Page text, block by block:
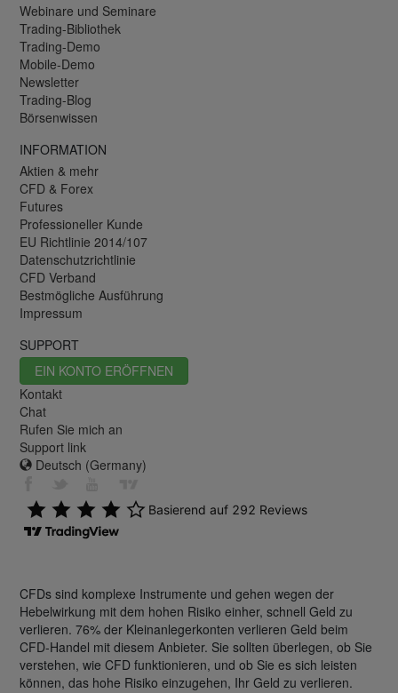
Webinare und Seminare
Trading-Bibliothek
Trading-Demo
Mobile-Demo
Newsletter
Trading-Blog
Börsenwissen
INFORMATION
Aktien & mehr
CFD & Forex
Futures
Professioneller Kunde
EU Richtlinie 2014/107
Datenschutzrichtlinie
CFD Verband
Bestmögliche Ausführung
Impressum
SUPPORT
EIN KONTO ERÖFFNEN
Kontakt
Chat
Rufen Sie mich an
Support link
Deutsch (Germany)
CFDs sind komplexe Instrumente und gehen wegen der
Hebelwirkung mit dem hohen Risiko einher, schnell Geld zu
verlieren. 76% der Kleinanlegerkonten verlieren Geld beim
CFD-Handel mit diesem Anbieter. Sie sollten überlegen, ob Sie
verstehen, wie CFD funktionieren, und ob Sie es sich leisten
können, das hohe Risiko einzugehen, Ihr Geld zu verlieren.